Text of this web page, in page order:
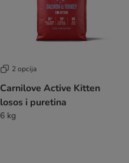
2 opcija
Carnilove Active Kitten
losos i puretina
6 kg